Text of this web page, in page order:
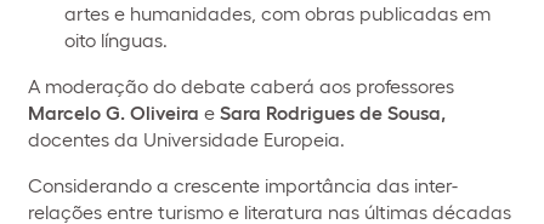
artes e humanidades, com obras publicadas em
oito línguas.
A moderação do debate caberá aos professores
Marcelo G. Oliveira e Sara Rodrigues de Sousa,
docentes da Universidade Europeia.
Considerando a crescente importância das inter-
relações entre turismo e literatura nas últimas décadas